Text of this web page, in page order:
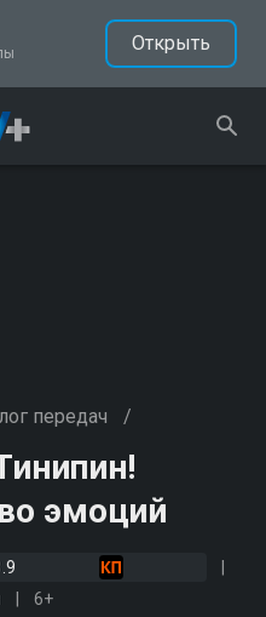
Открыть
передач /
эмоций
6+